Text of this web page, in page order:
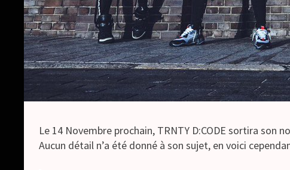
Le 14 Novembre prochain, TRNTY D:CODE sortira son
Aucun détail n’a été donné à son sujet, en voici